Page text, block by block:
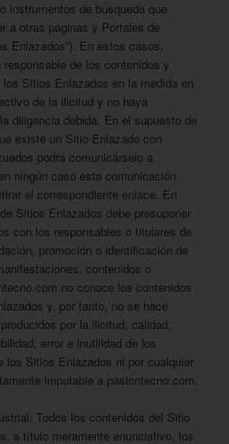
instrumentos de búsqueda que
a otras páginas y Portales de
Enlazados”). En estos casos,
de los contenidos y
Sitios Enlazados en la medida en
de la ilicitud y no haya
diligencia debida. En el supuesto de
existe un Sitio Enlazado con
podrá comunicárselo a
ningún caso esta comunicación
el correspondiente enlace. En
Sitios Enlazados debe presuponer
con los responsables o titulares de
promoción o identificación de
contenidos o
no conoce los contenidos
y, por tanto, no se hace
por la ilicitud, calidad,
error e inutilidad de los
los Sitios Enlazados ni por cualquier
imputable a pasiontecno.com.
Todos los contenidos del Sitio
a título meramente enunciativo, los